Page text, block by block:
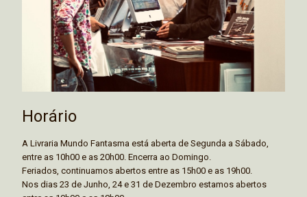
Horário
A Livraria Mundo Fantasma está aberta de Segunda a Sábado,
entre as 10h00 e as 20h00. Encerra ao Domingo.
Feriados, continuamos abertos entre as 15h00 e as 19h00.
Nos dias 23 de Junho, 24 e 31 de Dezembro estamos abertos